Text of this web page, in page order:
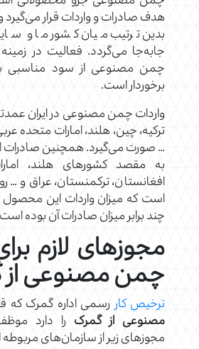
هدف صادرات و واردات قرار می‌گیرد و
بدین ترتیب میان کشور ما و
جابه‌جا می‌گردد. فعالیت در
چمن مصنوعی از سود مناسبی
برخوردار است.
واردات چمن مصنوعی در ایران
ترکیه، چین، هلند، امارات متحده
… صورت می‌گیرد. همچنین صادرات
به مقصد کشورهای هلند،
افغانستان، ترکمنستان، عراق و …
است که میزان واردات این
چند برابر میزان صادرات آن بوده
مجوزهای لازم
چمن مصنوعی
ترخیص کاررسمی اداره گمرک
مصنوعی از گمرک را دارد
مجوزهای زیر از سازمان‌های مربوطه